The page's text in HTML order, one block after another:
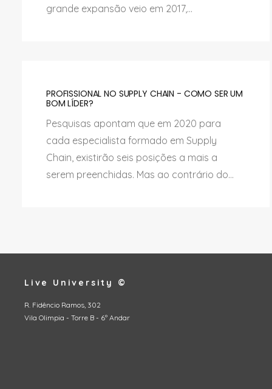
grande expansão veio em 2017,...
PROFISSIONAL NO SUPPLY CHAIN - COMO SER UM
BOM LÍDER?
Pesquisas apontam que em 2020 para
cada especialista formado em Supply
Chain, existirão seis posições a mais a
serem preenchidas. Mas ao contrário do...
Live University ©
R. Fidêncio Ramos, 302
Vila Olimpia - Torre B - 6º Andar